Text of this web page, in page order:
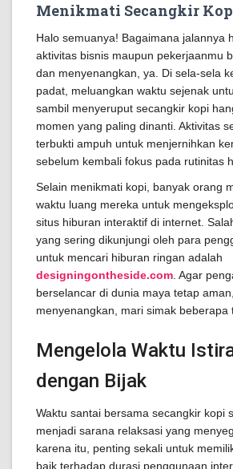
Menikmati Secangkir
Halo semuanya! Bagaimana jalannya
aktivitas bisnis maupun pekerjaanmu
dan menyenangkan, ya. Di sela-sela
padat, meluangkan waktu sejenak
sambil menyeruput secangkir kopi
momen yang paling dinanti. Aktivitas
terbukti ampuh untuk menjernihkan
sebelum kembali fokus pada rutinitas
Selain menikmati kopi, banyak orang
waktu luang mereka untuk
situs hiburan interaktif di internet.
yang sering dikunjungi oleh para
untuk mencari hiburan ringan adalah
designingontheside.com . Agar
berselancar di dunia maya tetap
menyenangkan, mari simak beberapa
Mengelola Waktu
dengan Bijak
Waktu santai bersama secangkir kopi
menjadi sarana relaksasi yang
karena itu, penting sekali untuk
baik terhadap durasi penggunaan